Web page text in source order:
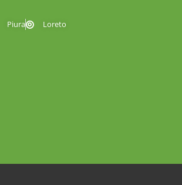
Piura Loreto